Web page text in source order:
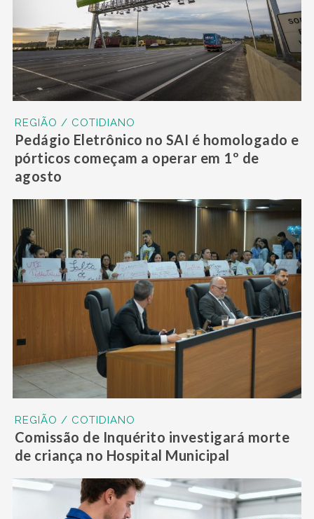
REGIÃO / COTIDIANO
Pedágio Eletrônico no SAI é homologado e
pórticos começam a operar em 1º de
agosto
REGIÃO / COTIDIANO
Comissão de Inquérito investigará morte
de criança no Hospital Municipal